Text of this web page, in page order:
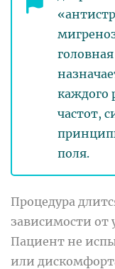
каждого
частот,
поля.
Процедура
зависимости от
Пациент не
или